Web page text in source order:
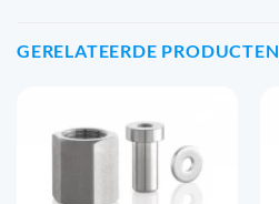
GERELATEERDE PRODUCTEN